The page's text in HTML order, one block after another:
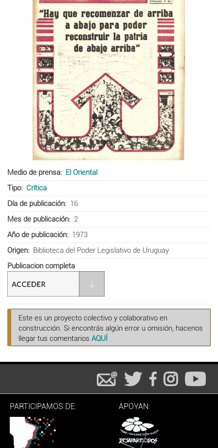
Medio de prensa
El Oriental
Tipo
Crítica
Día de publicación
16
Mes de publicación
2
Año de publicación
1973
Origen
Biblioteca del Poder Legislativo de Uruguay
Publicacion completa
Este es un proyecto colectivo y colaborativo en
construcción. Si encontrás algún error u omisión, hacenos
llegar tus comentarios AQUÍ
PARTICIPAMOS DE: APOYAN: